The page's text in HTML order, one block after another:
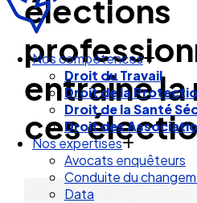
Nos compétences
Droit du Travail
Droit de la
Droit de la Santé
Droit des
Nos expertises
Avocats enquêteurs
Conduite du
élections
entraîne
ces